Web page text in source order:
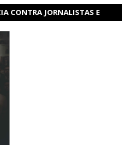
CONTRA JORNALISTAS E